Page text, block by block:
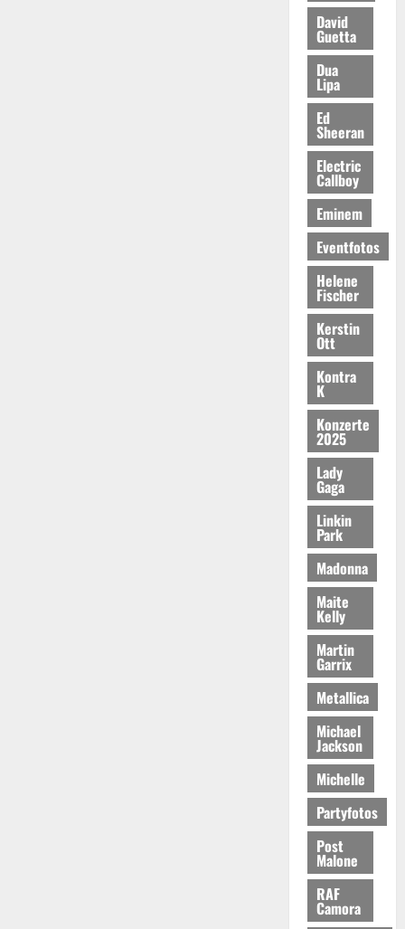
David
Guetta
Dua
Lipa
Ed
Sheeran
Electric
Callboy
Eminem
Eventfotos
Helene
Fischer
Kerstin
Ott
Kontra
K
Konzerte
2025
Lady
Gaga
Linkin
Park
Madonna
Maite
Kelly
Martin
Garrix
Metallica
Michael
Jackson
Michelle
Partyfotos
Post
Malone
RAF
Camora